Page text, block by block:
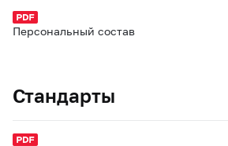
Персональный состав
Стандарты